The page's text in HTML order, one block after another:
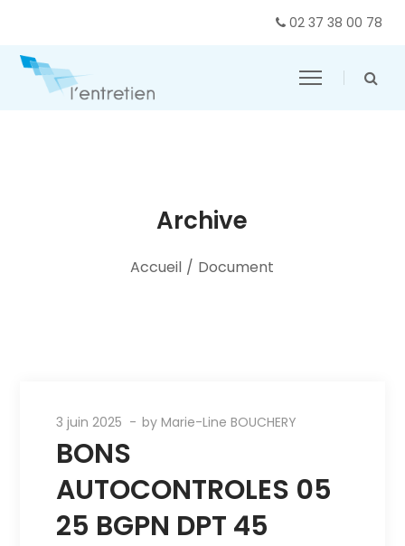
02 37 38 00 78
Archive
Accueil / Document
3 juin 2025 byMarie-Line BOUCHERY
BONS
AUTOCONTROLES 05
25 BGPN DPT 45